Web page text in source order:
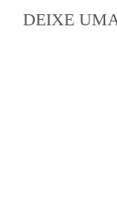
DEIXE